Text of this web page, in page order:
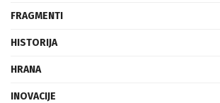
FRAGMENTI
HISTORIJA
HRANA
INOVACIJE